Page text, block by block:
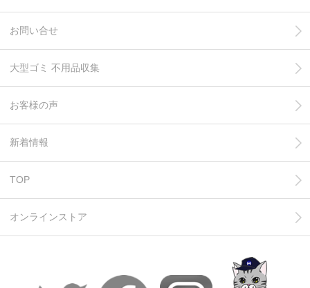
お問い合せ
大型ゴミ 不用品収集
お客様の声
新着情報
TOP
オンラインストア